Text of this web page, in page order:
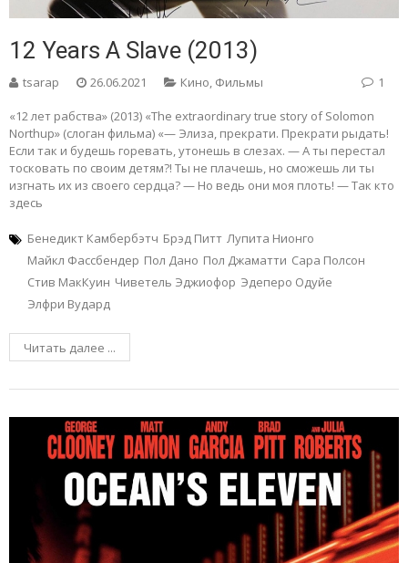
12 Years A Slave (2013)
tsarap 26.06.2021 Кино, Фильмы 1
«12 лет рабства» (2013) «The extraordinary true story of Solomon
Northup» (слоган фильма) «— Элиза, прекрати. Прекрати рыдать!
Если так и будешь горевать, утонешь в слезах. — А ты перестал
тосковать по своим детям?! Ты не плачешь, но сможешь ли ты
изгнать их из своего сердца? — Но ведь они моя плоть! — Так кто
здесь
Бенедикт Камбербэтч Брэд Питт Лупита Нионго
Майкл Фассбендер Пол Дано Пол Джаматти Сара Полсон
Стив МакКуин Чиветель Эджиофор Эдеперо Одуйе
Элфри Вудард
Читать далее ...